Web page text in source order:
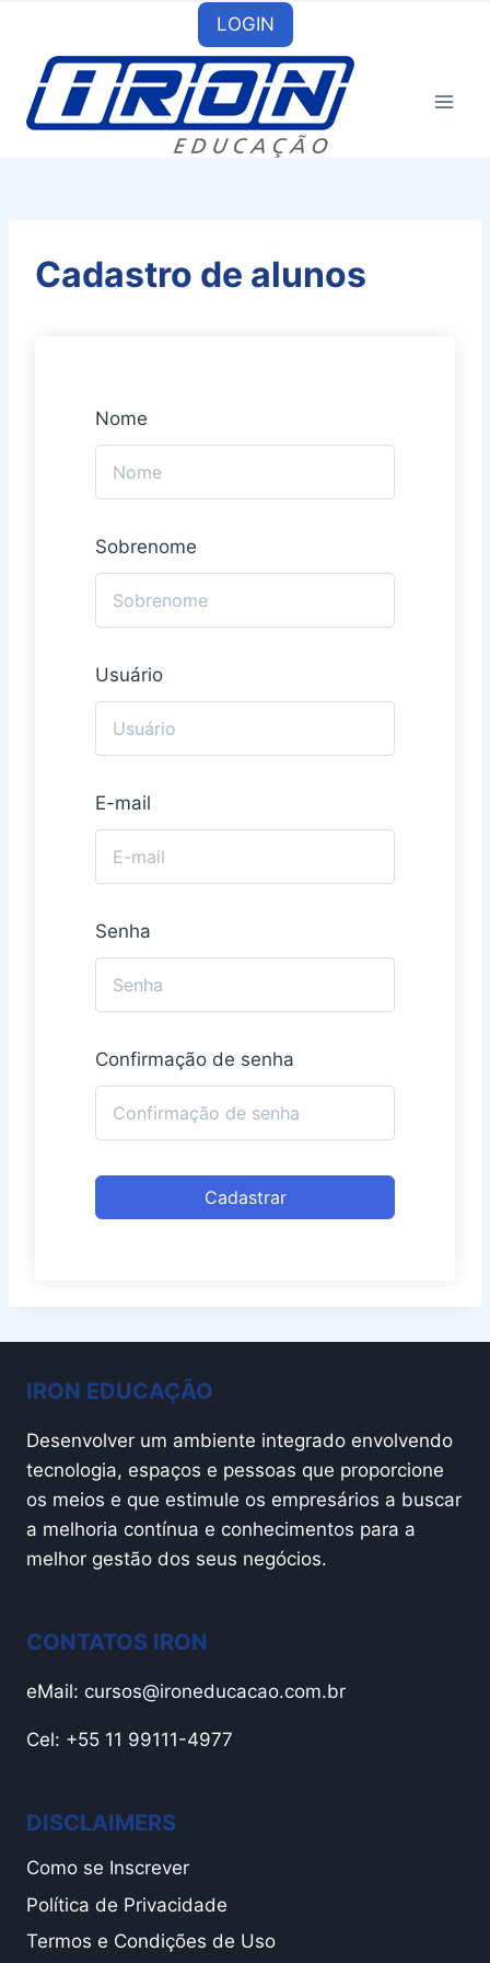
content
LOGIN
Cadastro de alunos
Nome
Sobrenome
Usuário
E-mail
Senha
Confirmação de senha
Cadastrar
IRON EDUCAÇÃO
Desenvolver um ambiente integrado envolvendo
tecnologia, espaços e pessoas que proporcione
os meios e que estimule os empresários a buscar
a melhoria contínua e conhecimentos para a
melhor gestão dos seus negócios.
CONTATOS IRON
eMail: cursos@ironeducacao.com.br
Cel: +55 11 99111-4977
DISCLAIMERS
Como se Inscrever
Política de Privacidade
Termos e Condições de Uso